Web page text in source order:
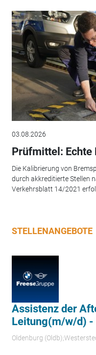
03.08.2026
Prüfmittel:
Die Kalibrierung von
durch akkreditierte Stellen
Verkehrsblatt 14/2021
STELLENANGEBOTE
Assistenz der
Leitung(m/w/d) -
Oldenburg